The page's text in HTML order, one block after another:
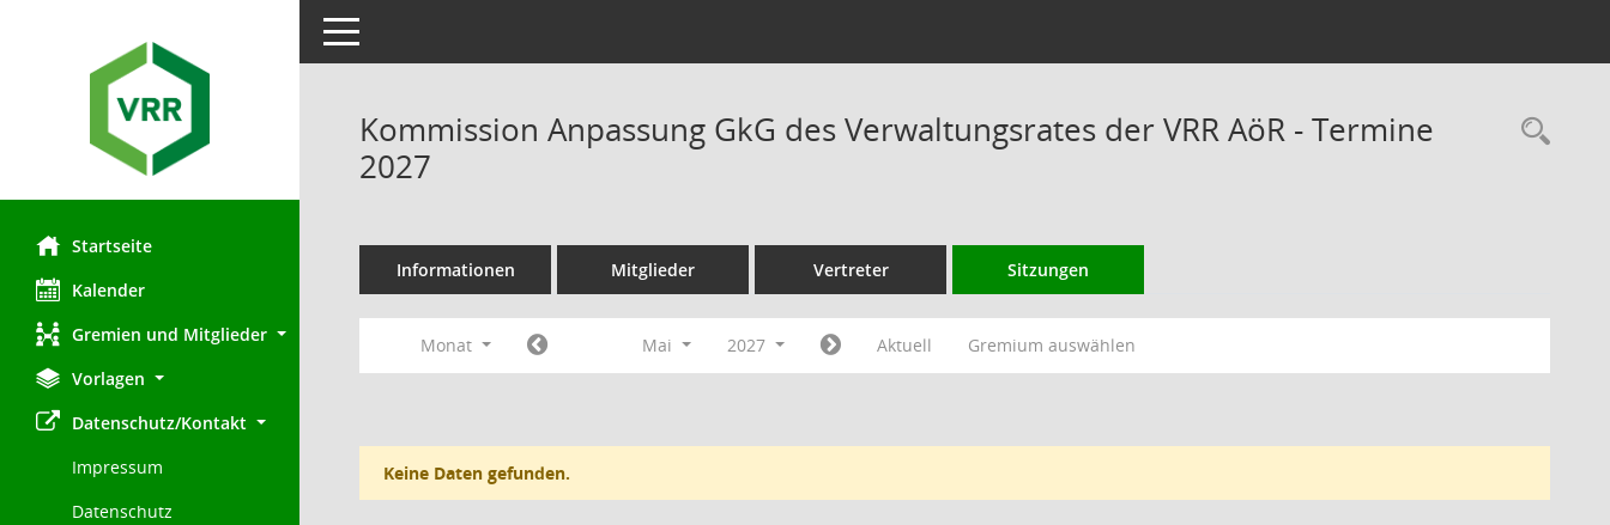
Startseite
Kalender
Gremien und Mitglieder
Vorlagen
Datenschutz/Kontakt
Impressum
Datenschutz
Toggle navigation
Kommission Anpassung GkG des Verwaltungsrates der VRR AöR - Termine
2027
Informationen Mitglieder Vertreter Sitzungen
Monat Mai 2027 Aktuell Gremium auswählen
Keine Daten gefunden.